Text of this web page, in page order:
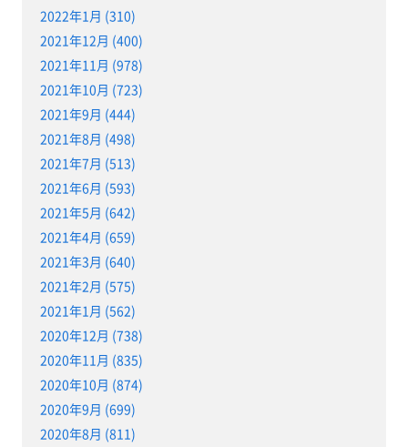
2022年1月 (310)
2021年12月 (400)
2021年11月 (978)
2021年10月 (723)
2021年9月 (444)
2021年8月 (498)
2021年7月 (513)
2021年6月 (593)
2021年5月 (642)
2021年4月 (659)
2021年3月 (640)
2021年2月 (575)
2021年1月 (562)
2020年12月 (738)
2020年11月 (835)
2020年10月 (874)
2020年9月 (699)
2020年8月 (811)